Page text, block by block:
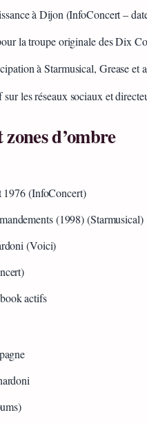
à Dijon (InfoConcert –
la troupe originale des Dix
à Starmusical, Grease et
les réseaux sociaux et
d’ombre
1976 (InfoConcert)
(1998) (Starmusical)
(Voici)
actifs